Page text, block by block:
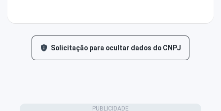
Solicitação para ocultar dados do CNPJ